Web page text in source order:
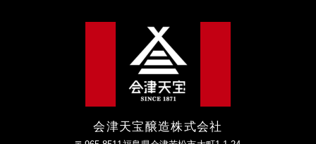
会津天宝醸造株式会社